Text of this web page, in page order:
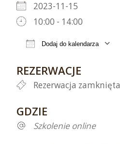
2023-11-15
10:00 - 14:00
Dodaj do kalendarza
REZERWACJE
Rezerwacja zamknięta
GDZIE
Szkolenie online